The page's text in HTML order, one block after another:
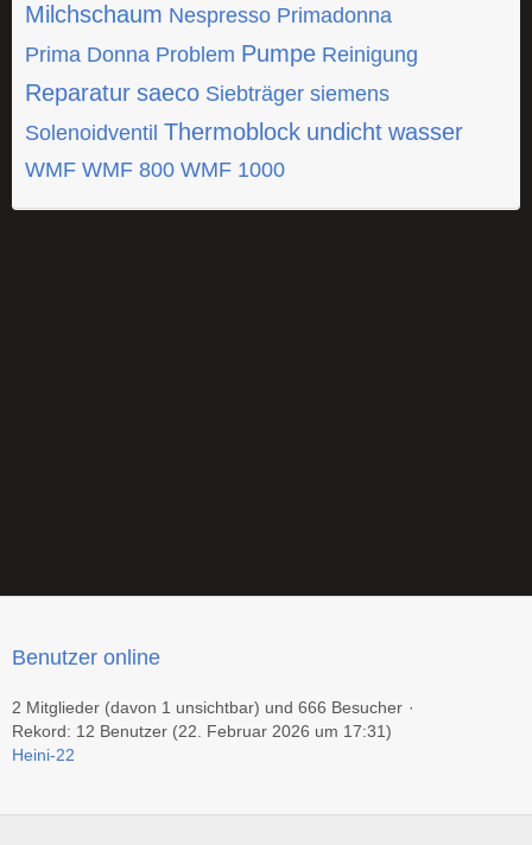
Milchschaum Nespresso Primadonna
Prima Donna Problem Pumpe Reinigung
Reparatur saeco Siebträger siemens
Solenoidventil Thermoblock undicht wasser
WMF WMF 800 WMF 1000
Benutzer online
2 Mitglieder (davon 1 unsichtbar) und 666 Besucher
Rekord: 12 Benutzer (22. Februar 2026 um 17:31)
Heini-22